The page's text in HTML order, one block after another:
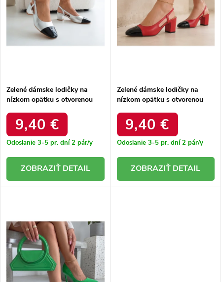
d
u
t
d
Zelené dámske lodičky na
nízkom opätku s otvorenou
9,40 €
Odoslanie 3-5 pr. dní2 pár/y
DETAIL
Zelené dámske lodičky na
nízkom opätku s otvorenou
9,40 €
Odoslanie 3-5 pr. dní2 pár/y
DETAIL